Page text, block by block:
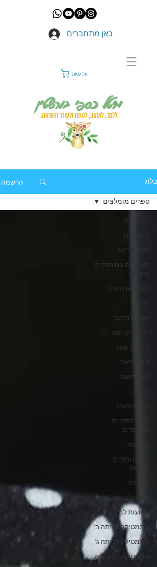
כאן מתחברים
סל קניות
מיטל כספי בורשטין
ללמד, לאהוב, לטפח ולעורר השראה.
בלוג הרשמה
All Posts
תחביבים
שטף קריאה
פעילויות עם ספרים
ערכיים
למלא את הדלי
אקלים מיטבי
רכישת קריאה
תחילת שנה
לוח המאה
ראש השנה
כתיבה
ארכיאולוגיה
מחוץ לתכנית
הלימודים
מונטסורי
הורים ומורים
חברים!
העשרה
הצצה לביתנו
שבועות למידה
מתמטיקה לכיתה ב'
מתמטיקה לכיתה ג'
מתמטיקה לכיתה א
ספרים מומלצים